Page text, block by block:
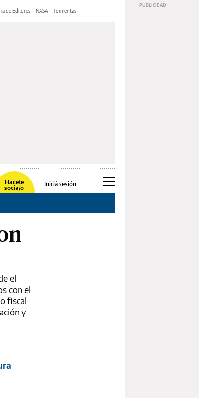
de Editores NASA Tormentas
Hacete
socia/o
Iniciá sesión
el
con el
fiscal
y